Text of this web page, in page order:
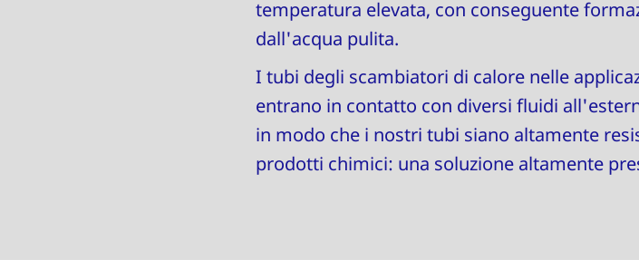
temperatura elevata, con conseguente
dall'acqua pulita.
I tubi degli scambiatori di calore nelle
entrano in contatto con diversi fluidi
in modo che i nostri tubi siano altamente
prodotti chimici: una soluzione altamente